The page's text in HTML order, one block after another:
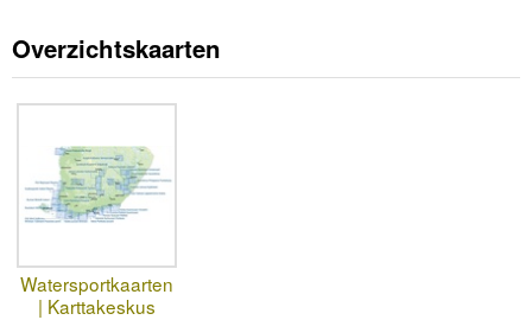
Overzichtskaarten
Watersportkaarten
| Karttakeskus